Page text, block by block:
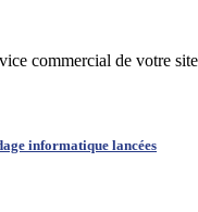
commercial de
informatique lancées